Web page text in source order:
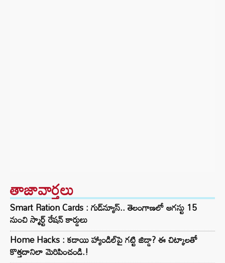
తాజావార్తలు
Smart Ration Cards : గుడ్‌న్యూస్‌.. తెలంగాణలో ఆగస్టు 15
నుంచి స్మార్ట్‌ రేషన్‌ కార్డులు
Home Hacks : కడాయి హ్యాండిల్‌పై గట్టి జిడ్డా? ఈ చిట్కాలతో
కొత్తదానిలా మెరిపించండి.!